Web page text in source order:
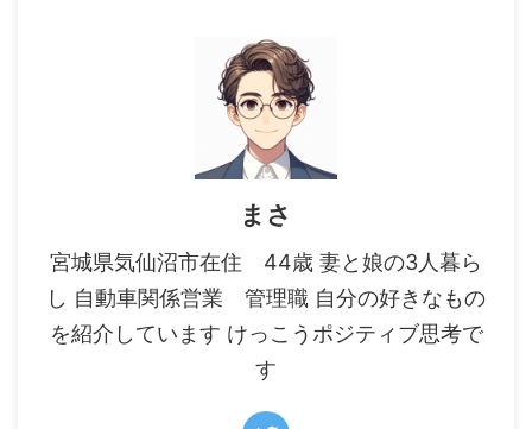
まさ
宮城県気仙沼市在住 44歳 妻と娘の3人暮ら
し 自動車関係営業 管理職 自分の好きなもの
を紹介しています けっこうポジティブ思考で
す